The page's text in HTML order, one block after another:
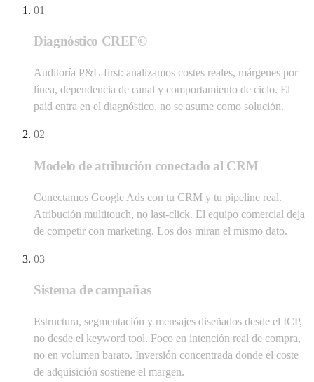
01
Diagnóstico CREF©
Auditoría P&L-first: analizamos costes reales, márgenes por
línea, dependencia de canal y comportamiento de ciclo. El
paid entra en el diagnóstico, no se asume como solución.
02
Modelo de atribución conectado al CRM
Conectamos Google Ads con tu CRM y tu pipeline real.
Atribución multitouch, no last-click. El equipo comercial deja
de competir con marketing. Los dos miran el mismo dato.
03
Sistema de campañas
Estructura, segmentación y mensajes diseñados desde el ICP,
no desde el keyword tool. Foco en intención real de compra,
no en volumen barato. Inversión concentrada donde el coste
de adquisición sostiene el margen.